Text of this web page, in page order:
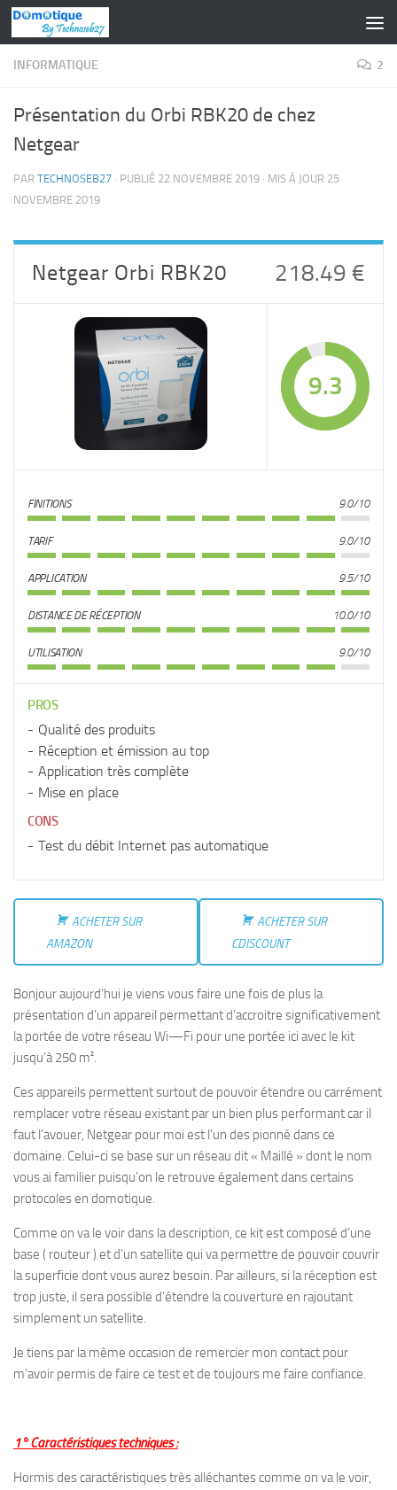
Skip to content
INFORMATIQUE 2
Présentation du Orbi RBK20 de chez
Netgear
PAR TECHNOSEB27 · PUBLIÉ 22 NOVEMBRE 2019 · MIS À JOUR 25
NOVEMBRE 2019
Netgear Orbi RBK20 218.49 €
9.3
FINITIONS 9.0/10
TARIF 9.0/10
APPLICATION 9.5/10
DISTANCE DE RÉCEPTION 10.0/10
UTILISATION 9.0/10
PROS
Qualité des produits
Réception et émission au top
Application très complète
Mise en place
CONS
Test du débit Internet pas automatique
ACHETER SUR
AMAZON
ACHETER SUR
CDISCOUNT
Bonjour aujourd’hui je viens vous faire une fois de plus la
présentation d’un appareil permettant d’accroitre significativement
la portée de votre réseau Wi—Fi pour une portée ici avec le kit
jusqu’à 250 m².
Ces appareils permettent surtout de pouvoir étendre ou carrément
remplacer votre réseau existant par un bien plus performant car il
faut l’avouer, Netgear pour moi est l’un des pionné dans ce
domaine. Celui-ci se base sur un réseau dit « Maillé » dont le nom
vous ai familier puisqu’on le retrouve également dans certains
protocoles en domotique.
Comme on va le voir dans la description, ce kit est composé d’une
base ( routeur ) et d’un satellite qui va permettre de pouvoir couvrir
la superficie dont vous aurez besoin. Par ailleurs, si la réception est
trop juste, il sera possible d’étendre la couverture en rajoutant
simplement un satellite.
Je tiens par la même occasion de remercier mon contact pour
m’avoir permis de faire ce test et de toujours me faire confiance.
1° Caractéristiques techniques :
Hormis des caractéristiques très alléchantes comme on va le voir,